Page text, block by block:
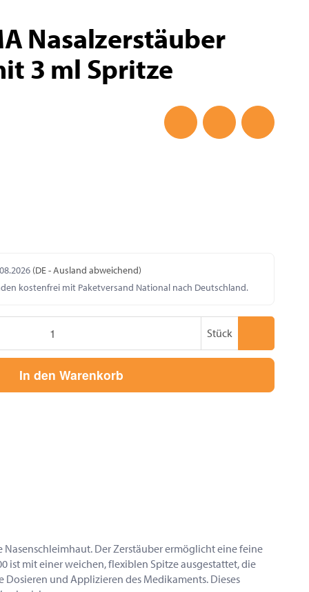
Nasalzerstäuber
3 ml Spritze
(DE - Ausland abweichend)
kostenfrei mit Paketversand National nach Deutschland.
Stück
In den Warenkorb
Der Zerstäuber ermöglicht eine feine
ist mit einer weichen, flexiblen Spitze ausgestattet, die
und Applizieren des Medikaments. Dieses